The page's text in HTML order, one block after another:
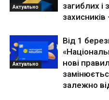
Актуально
загиблих і
Актуально
Від 1
нові
залежно